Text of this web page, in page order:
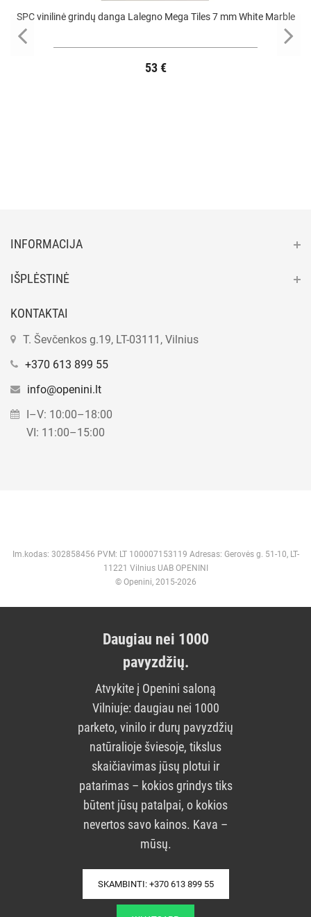
SPC vinilinė grindų danga Lalegno Mega Tiles 7 mm White Marble
53 €
INFORMACIJA
IŠPLĖSTINĖ
KONTAKTAI
T. Ševčenkos g.19, LT-03111, Vilnius
+370 613 899 55
info@openini.lt
I–V: 10:00–18:00
VI: 11:00–15:00
Im.kodas: 302858456 PVM: LT 100007153119 Adresas: Gerovės g. 51-10, LT-
11221 Vilnius UAB OPENINI
© Openini, 2015-2026
Daugiau nei 1000
pavyzdžių.
Atvykite į Openini saloną
Vilniuje: daugiau nei 1000
parketo, vinilo ir durų pavyzdžių
natūralioje šviesoje, tikslus
skaičiavimas jūsų plotui ir
patarimas – kokios grindys tiks
būtent jūsų patalpai, o kokios
nevertos savo kainos. Kava –
mūsų.
SKAMBINTI: +370 613 899 55